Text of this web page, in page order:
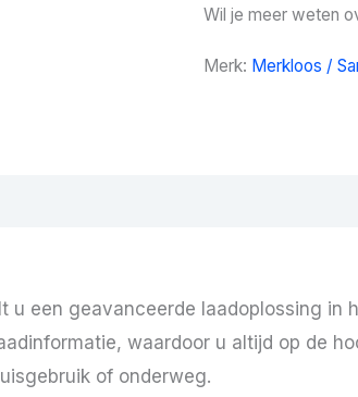
Wil je meer weten
Merk: Merkloos /
u een geavanceerde laadoplossing
waardoor u altijd op de
of onderweg.